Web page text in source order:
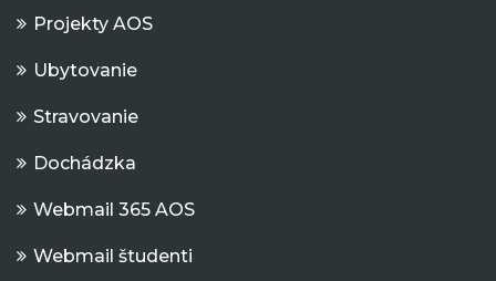
Projekty AOS
Ubytovanie
Stravovanie
Dochádzka
Webmail 365 AOS
Webmail študenti